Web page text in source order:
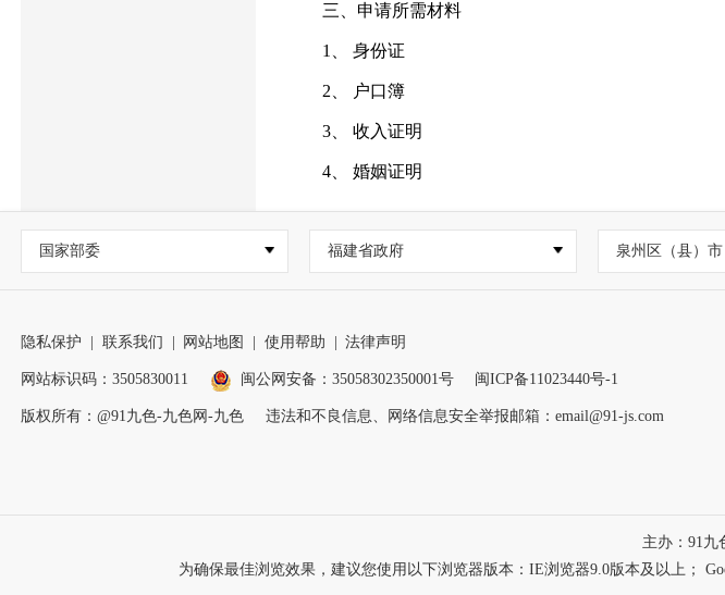
三、申请所需材料
1、 身份证
2、 户口簿
3、 收入证明
4、 婚姻证明
国家部委 福建省政府 泉州区（县）市
隐私保护 联系我们 网站地图 使用帮助 法律声明
网站标识码：3505830011 闽公网安备：35058302350001号 闽ICP备11023440号-1
版权所有：@91九色-九色网-九色 违法和不良信息、网络信息安全举报邮箱： email@91-js.com
主办：91九
为确保最佳浏览效果，建议您使用以下浏览器版本：IE浏览器9.0版本及以上；